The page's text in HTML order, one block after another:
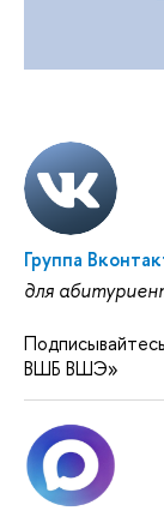
Группа
для
ВШБ ВШЭ»